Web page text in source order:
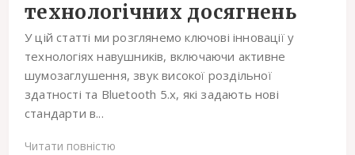
технологічних досягнень
У цій статті ми розглянемо ключові інновації у
технологіях навушників, включаючи активне
шумозаглушення, звук високої роздільної
здатності та Bluetooth 5.x, які задають нові
стандарти в...
Читати повністю